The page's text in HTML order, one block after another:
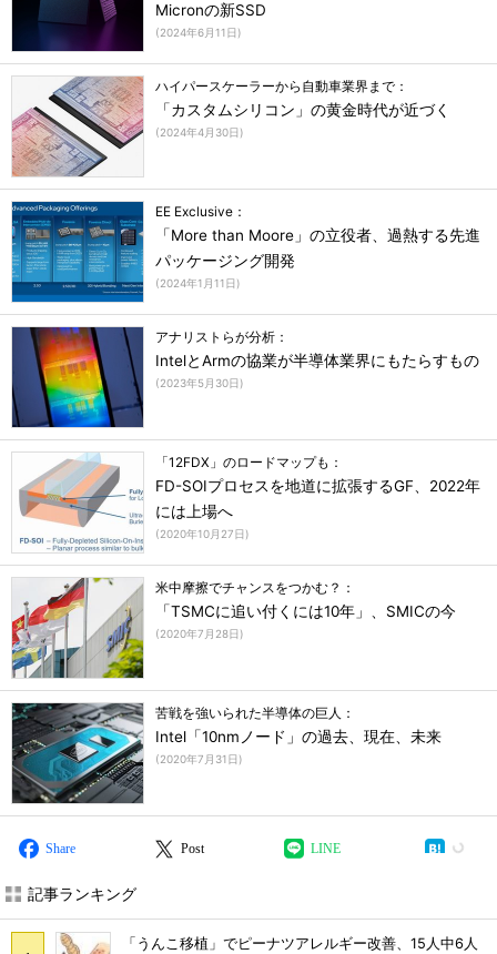
Micronの新SSD
(2024年6月11日)
ハイパースケーラーから自動車業界まで：
「カスタムシリコン」の黄金時代が近づく
(2024年4月30日)
EE Exclusive：
「More than Moore」の立役者、過熱する先進
パッケージング開発
(2024年1月11日)
アナリストらが分析：
IntelとArmの協業が半導体業界にもたらすもの
(2023年5月30日)
「12FDX」のロードマップも：
FD-SOIプロセスを地道に拡張するGF、2022年
には上場へ
(2020年10月27日)
米中摩擦でチャンスをつかむ？：
「TSMCに追い付くには10年」、SMICの今
(2020年7月28日)
苦戦を強いられた半導体の巨人：
Intel「10nmノード」の過去、現在、未来
(2020年7月31日)
Share Post LINE
記事ランキング
「うんこ移植」でピーナツアレルギー改善、15人中6人